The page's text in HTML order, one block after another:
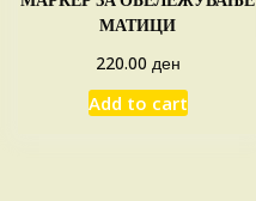
МАТИЦИ
220.00 ден
Add to cart